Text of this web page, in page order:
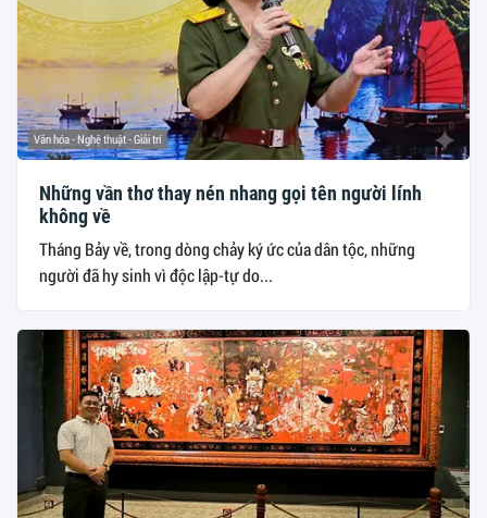
Văn hóa - Nghệ thuật - Giải trí
Những vần thơ thay nén nhang gọi tên người lính
không về
Tháng Bảy về, trong dòng chảy ký ức của dân tộc, những
người đã hy sinh vì độc lập-tự do...